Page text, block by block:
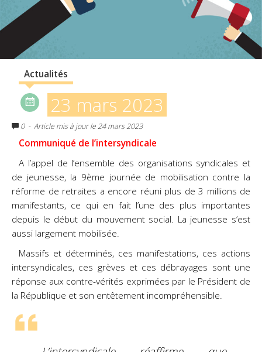
Actualités
23 mars 2023
0 - Article mis à jour le 24 mars 2023
Communiqué de l’intersyndicale
A l’appel de l’ensemble des organisations syndicales et
de jeunesse, la 9ème journée de mobilisation contre la
réforme de retraites a encore réuni plus de 3 millions de
manifestants, ce qui en fait l’une des plus importantes
depuis le début du mouvement social. La jeunesse s’est
aussi largement mobilisée.
Massifs et déterminés, ces manifestations, ces actions
intersyndicales, ces grèves et ces débrayages sont une
réponse aux contre-vérités exprimées par le Président de
la République et son entêtement incompréhensible.